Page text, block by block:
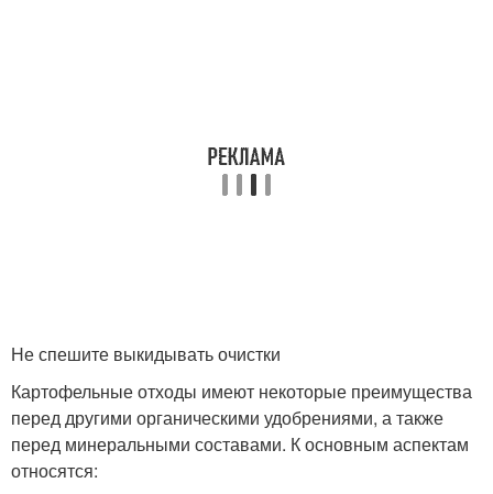
Не спешите выкидывать очистки
Картофельные отходы имеют некоторые преимущества
перед другими органическими удобрениями, а также
перед минеральными составами. К основным аспектам
относятся: